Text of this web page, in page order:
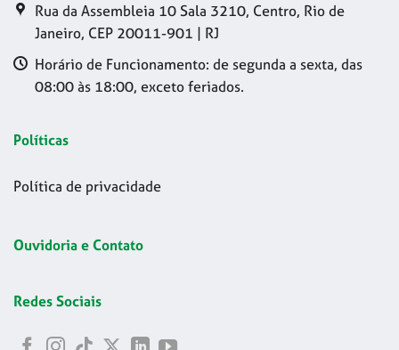
Rua da Assembleia 10 Sala 3210, Centro, Rio de
Janeiro, CEP 20011-901 | RJ
Horário de Funcionamento: de segunda a sexta, das
08:00 às 18:00, exceto feriados.
Políticas
Política de privacidade
Ouvidoria e Contato
Redes Sociais